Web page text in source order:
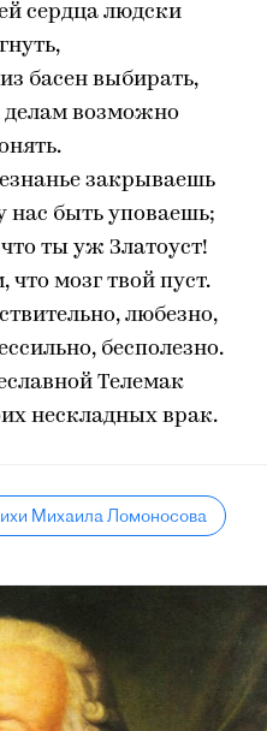
сердца людски
басен выбирать,
возможно
закрываешь
нас быть уповаешь;
ты уж Златоуст!
мозг твой пуст.
любезно,
бесполезно.
Телемак
нескладных врак.
Михаила Ломоносова